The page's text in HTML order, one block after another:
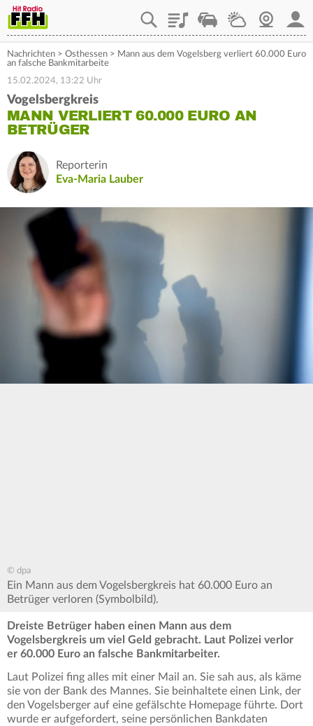
PlaylistStaupilotWetterWebcam
Nachrichten > Osthessen > Mann aus dem Vogelsberg verliert 60.000 Euro
an falsche Bankmitarbeite
15.02.2024, 13:22 Uhr
Vogelsbergkreis
MANN VERLIERT 60.000 EURO AN
BETRÜGER
Reporterin
Eva-Maria Lauber
© dpa
Ein Mann aus dem Vogelsbergkreis hat 60.000 Euro an
Betrüger verloren (Symbolbild).
Dreiste Betrüger haben einen Mann aus dem
Vogelsbergkreis um viel Geld gebracht. Laut Polizei verlor
er 60.000 Euro an falsche Bankmitarbeiter.
Laut Polizei fing alles mit einer Mail an. Sie sah aus, als käme
sie von der Bank des Mannes. Sie beinhaltete einen Link, der
den Vogelsberger auf eine gefälschte Homepage führte. Dort
wurde er aufgefordert, seine persönlichen Bankdaten